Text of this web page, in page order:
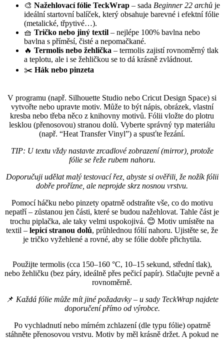
🎨 Nažehlovací fólie TeckWrap – sada Beginner 22 archů je
ideální startovní balíček, který obsahuje barevné i efektní fólie
(metalické, třpytivé…).
🧺 Tričko nebo jiný textil – nejlépe 100% bavlna nebo
bavlna s příměsí, čisté a nepomačkané.
🔥 Termolis nebo žehlička – termolis zajistí rovnoměrný tlak
a teplotu, ale i se žehličkou se to dá krásně zvládnout.
✂️ Hák nebo pinzeta
V programu (např. Silhouette Studio nebo Cricut Design Space) si
vytvořte nebo upravte motiv. Může to být nápis, obrázek, vlastní
kresba nebo třeba něco z knihovny motivů. Fólii vložte do plotru
lesklou (přenosovou) stranou dolů. Vyberte správný typ materiálu
(např. “Heat Transfer Vinyl”) a spusťte řezání.
TIP: U textu vždy nastavte zrcadlové zobrazení (mirror), protože
fólie se řeže rubem nahoru.
Doporučuji udělat malý testovací řez, abyste si ověřili, že nožík fólii
dobře prořízne, ale neprojde skrz nosnou vrstvu.
Pomocí háčku nebo pinzety opatrně odstraňte vše, co do motivu
nepatří – zůstanou jen části, které se budou nažehlovat. Tahle část je
trochu piplačka, ale taky velmi uspokojivá. 😊 Motiv umístěte na
textil – lepicí stranou dolů, průhlednou fólií nahoru. Ujistěte se, že
je tričko vyžehlené a rovné, aby se fólie dobře přichytila.
Použijte termolis (cca 150–160 °C, 10–15 sekund, střední tlak),
nebo žehličku (bez páry, ideálně přes pečicí papír). Stlačujte pevně a
rovnoměrně.
📌 Každá fólie může mít jiné požadavky – u sady TeckWrap najdete
doporučení přímo od výrobce.
Po vychladnutí nebo mírném zchlazení (dle typu fólie) opatrně
stáhněte přenosovou vrstvu. Motiv by měl krásně držet. A pokud ne